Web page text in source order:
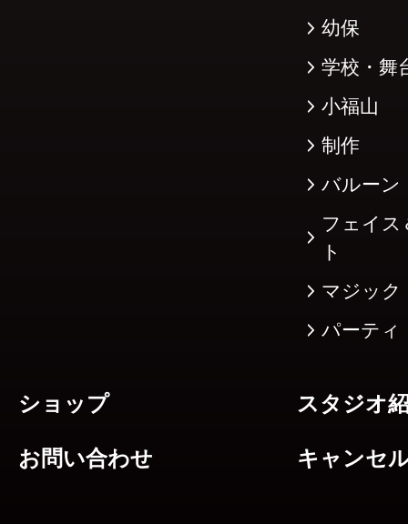
幼保
学校・舞
小福山
制作
バルーン
フェイス
ト
マジック
パーティ
ショップ スタジオ
お問い合わせ キャンセ